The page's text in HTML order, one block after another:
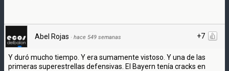
+7
Abel Rojas · hace 549 semanas
Y duró mucho tiempo. Y era sumamente vistoso. Y una de las
primeras superestrellas defensivas. El Bayern tenía cracks en